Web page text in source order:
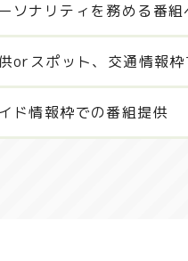
ソナリティを務める番
orスポット、交通情報
ド情報枠での番組提供